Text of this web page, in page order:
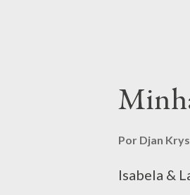
Por Djan
Isabela &